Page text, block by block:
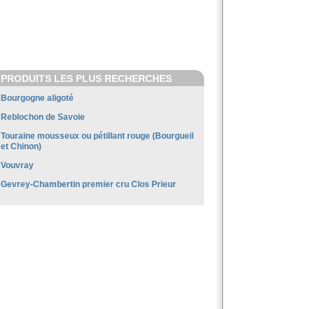
PRODUITS LES PLUS RECHERCHES
Bourgogne aligoté
Reblochon de Savoie
Touraine mousseux ou pétillant rouge (Bourgueil
et Chinon)
Vouvray
Gevrey-Chambertin premier cru Clos Prieur